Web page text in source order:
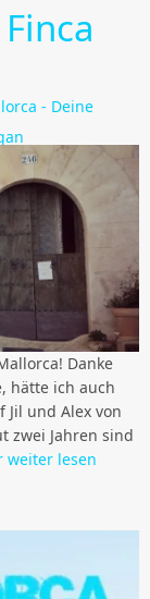
- Deine
Danke
hätte ich auch
und Alex von
zwei Jahren sind
weiter lesen